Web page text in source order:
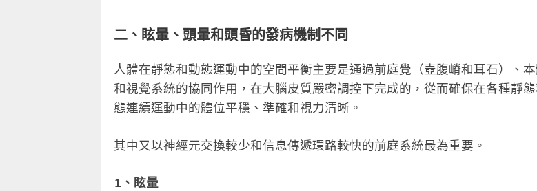
二、眩暈、頭暈和頭昏的發病機制不同
人體在靜態和動態運動中的空間平衡主要是通過前庭覺（壺腹嵴和耳石）、
和視覺系統的協同作用，在大腦皮質嚴密調控下完成的，從而確保在各種靜
態連續運動中的體位平穩、準確和視力清晰。
其中又以神經元交換較少和信息傳遞環路較快的前庭系統最為重要。
1、眩暈